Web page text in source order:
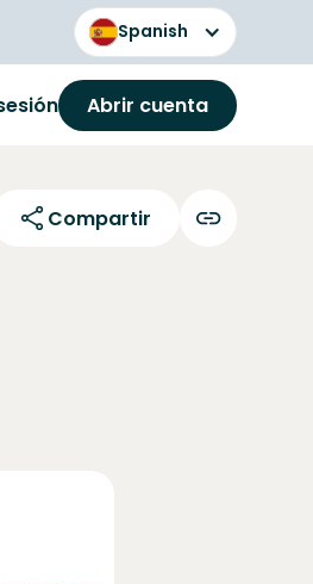
Spanish
Abrir cuenta
Compartir